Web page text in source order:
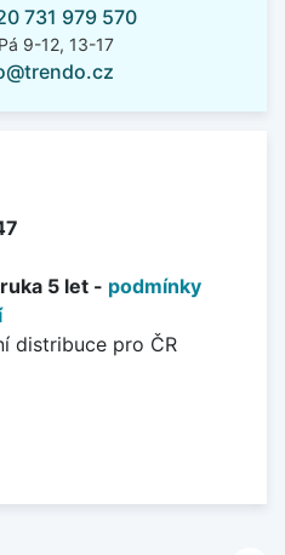
731 979 570
9-12, 13-17
5 let - podmínky
distribuce pro ČR